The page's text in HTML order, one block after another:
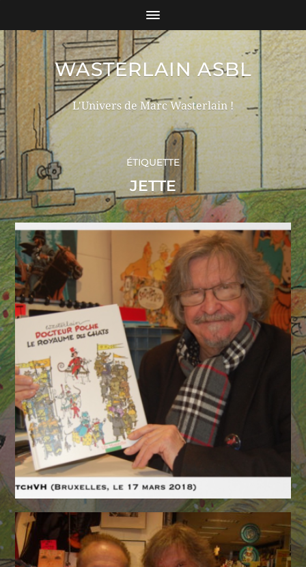
WASTERLAIN ASBL
L'Univers de Marc Wasterlain !
ÉTIQUETTE
JETTE